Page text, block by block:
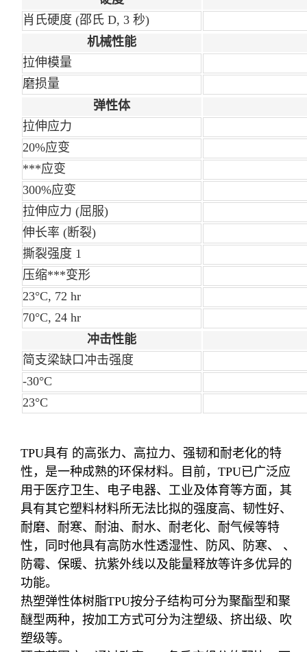
肖氏硬度 (邵氏 D, 3 秒)
机械性能
拉伸模量
磨损量
弹性体
拉伸应力
20%应变
***应变
300%应变
拉伸应力 (屈服)
伸长率 (断裂)
撕裂强度 1
压缩***变形
23°C, 72 hr
70°C, 24 hr
冲击性能
简支梁缺口冲击强度
-30°C
23°C
TPU具有 的高张力、高拉力、强韧和耐老化的特
性，是一种成熟的环保材料。目前，TPU已广泛应
用于医疗卫生、电子电器、工业及体育等方面，其
具有其它塑料材料所无法比拟的强度高、韧性好、
耐磨、耐寒、耐油、耐水、耐老化、耐气候等特
性，同时他具有高防水性透湿性、防风、防寒、 、
防霉、保暖、抗紫外线以及能量释放等许多优异的
功能。
热塑弹性体树脂TPU按分子结构可分为聚酯型和聚
醚型两种，按加工方式可分为注塑级、挤出级、吹
塑级等。